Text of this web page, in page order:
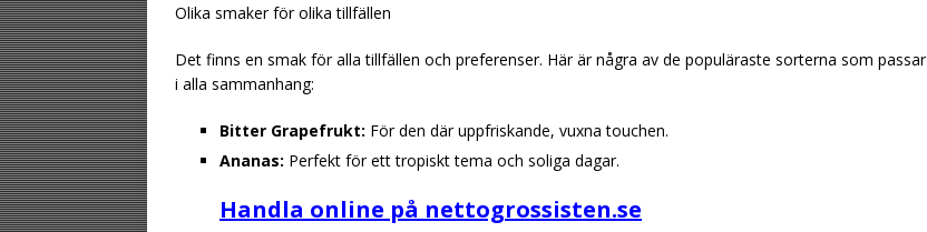
Olika smaker för olika tillfällen
Det finns en smak för alla tillfällen och preferenser. Här är några av de populäraste sorterna som passar
i alla sammanhang:
Bitter Grapefrukt: För den där uppfriskande, vuxna touchen.
Ananas: Perfekt för ett tropiskt tema och soliga dagar.
Handla online på nettogrossisten.se